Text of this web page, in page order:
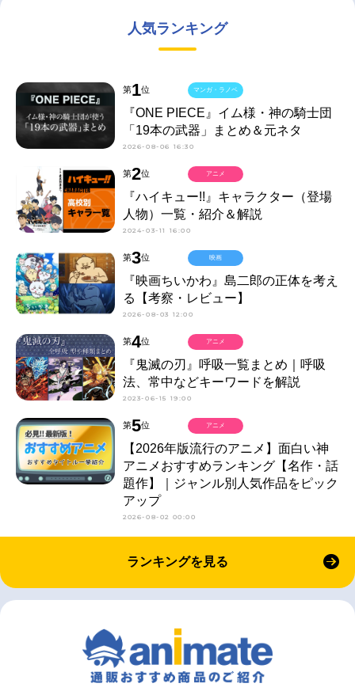
人気ランキング
第1位
『ONE PIECE』イム様・神の騎士団
「19本の武器」まとめ＆元ネタ
2026-08-06 16:30
マンガ・ラノベ
第2位
『ハイキュー!!』キャラクター（登場
人物）一覧・紹介＆解説
2024-03-11 16:00
アニメ
第3位
『映画ちいかわ』島二郎の正体を考え
る【考察・レビュー】
2026-08-03 12:00
映画
第4位
『鬼滅の刃』呼吸一覧まとめ｜呼吸
法、常中などキーワードを解説
2023-06-15 19:00
アニメ
第5位
【2026年版流行のアニメ】面白い神
アニメおすすめランキング【名作・話
題作】｜ジャンル別人気作品をピック
アップ
2026-08-02 00:00
アニメ
ランキングを見る